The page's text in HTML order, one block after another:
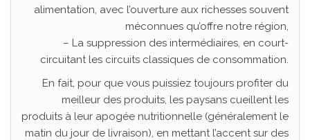
alimentation, avec l’ouverture aux richesses souvent
méconnues qu’offre notre région,
– La suppression des intermédiaires, en court-
circuitant les circuits classiques de consommation.
En fait, pour que vous puissiez toujours profiter du
meilleur des produits, les paysans cueillent les
produits à leur apogée nutritionnelle (généralement le
matin du jour de livraison), en mettant l’accent sur des